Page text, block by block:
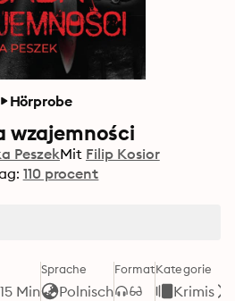
Hörprobe
wzajemności
PeszekMit Filip Kosior
110 procent
Min
Sprache
Polnisch
FormatKategorie
Krimis